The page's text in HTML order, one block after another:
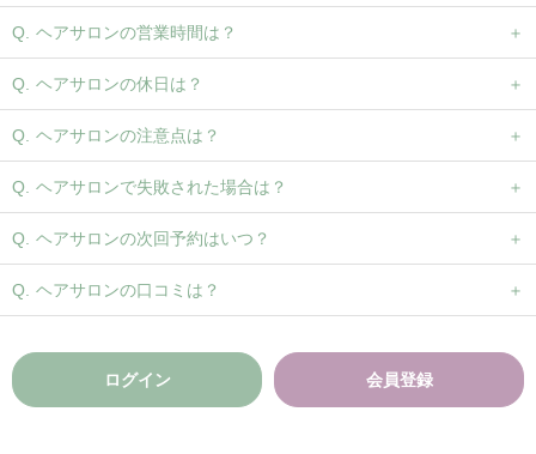
ヘアサロンの営業時間は？
ヘアサロンの休日は？
ヘアサロンの注意点は？
ヘアサロンで失敗された場合は？
ヘアサロンの次回予約はいつ？
ヘアサロンの口コミは？
ログイン 会員登録